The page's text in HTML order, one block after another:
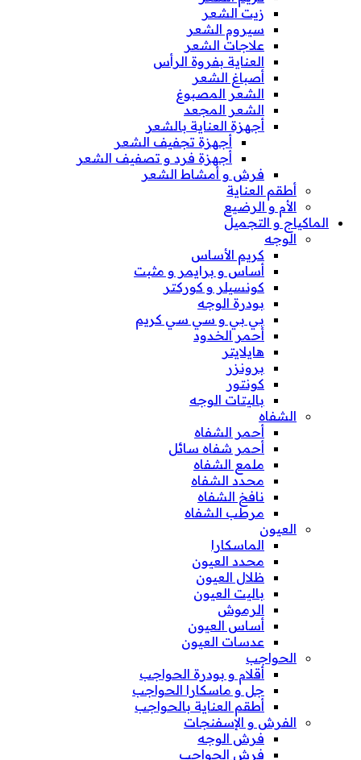
زيت الشعر
سيروم الشعر
علاجات الشعر
العناية بفروة الرأس
أصباغ الشعر
الشعر المصبوغ
الشعر المجعد
أجهزة العناية بالشعر
أجهزة تجفيف الشعر
أجهزة فرد و تصفيف الشعر
فرش و أمشاط الشعر
أطقم العناية
الأم و الرضيع
الماكياج و التجميل
الوجه
كريم الأساس
أساس و برايمر و مثبت
كونسيلر و كوركتر
بودرة الوجه
بي بي و سي سي كريم
أحمر الخدود
هايلايتر
برونزر
كونتور
باليتات الوجه
الشفاه
أحمر الشفاه
أحمر شفاه سائل
ملمع الشفاه
محدد الشفاه
نافخ الشفاه
مرطب الشفاه
العيون
الماسكارا
محدد العيون
ظلال العيون
باليت العيون
الرموش
أساس العيون
عدسات العيون
الحواجب
أقلام و بودرة الحواجب
جل و ماسكارا الحواجب
أطقم العناية بالحواجب
الفرش و الإسفنجات
فرش الوجه
فرش الحواجب